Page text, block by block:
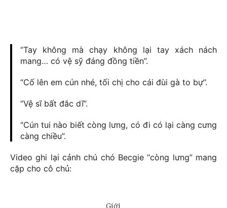
“Tay không mà chạy không lại tay xách nách
mang… có vệ sỹ đáng đồng tiền”.
“Cố lên em cún nhé, tối chị cho cái đùi gà to bự”.
“Vệ sĩ bất đắc dĩ”.
“Cún tui nào biết còng lưng, có đi có lại càng cưng
càng chiều”.
Video ghi lại cảnh chú chó Becgie “còng lưng” mang
cặp cho cô chủ: